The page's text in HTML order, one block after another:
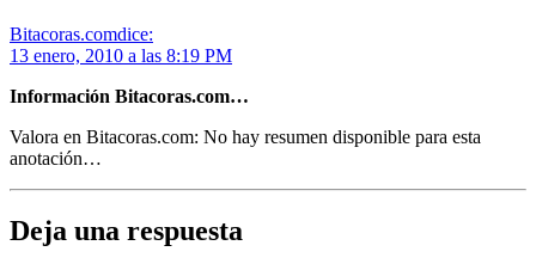
Bitacoras.comdice:
13 enero, 2010 a las 8:19 PM
Información Bitacoras.com…
Valora en Bitacoras.com: No hay resumen disponible para esta
anotación…
Deja una respuesta